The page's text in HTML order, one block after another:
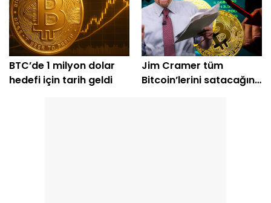
BTC’de 1 milyon dolar
hedefi için tarih geldi
Jim Cramer tüm
Bitcoin’lerini satacağını